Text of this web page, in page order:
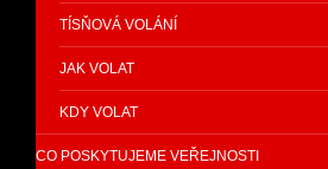
TÍSŇOVÁ VOLÁNÍ
JAK VOLAT
KDY VOLAT
CO POSKYTUJEME VEŘEJNOSTI